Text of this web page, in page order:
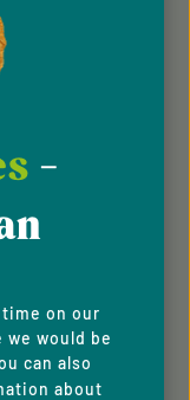
-
on our
would be
can also
about